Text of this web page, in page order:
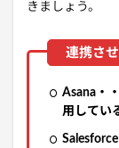
きましょう。
Asana・
用してい